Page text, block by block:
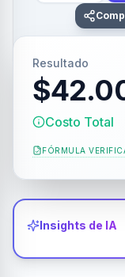
Resultado
Costo Total
FÓRMULA
Insights de IA